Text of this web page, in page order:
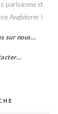
parisienne et
Angleterre !
sur nous…